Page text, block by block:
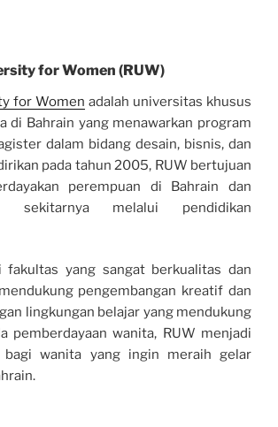
for Women (RUW)
for Women adalah universitas khusus
di Bahrain yang menawarkan program
dalam bidang desain, bisnis, dan
pada tahun 2005, RUW bertujuan
perempuan di Bahrain dan
sekitarnya melalui pendidikan
fakultas yang sangat berkualitas dan
pengembangan kreatif dan
lingkungan belajar yang mendukung
pemberdayaan wanita, RUW menjadi
bagi wanita yang ingin meraih gelar